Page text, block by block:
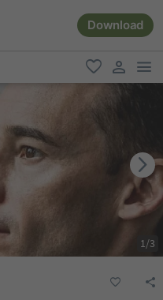
Download
favorit
user link
1/3